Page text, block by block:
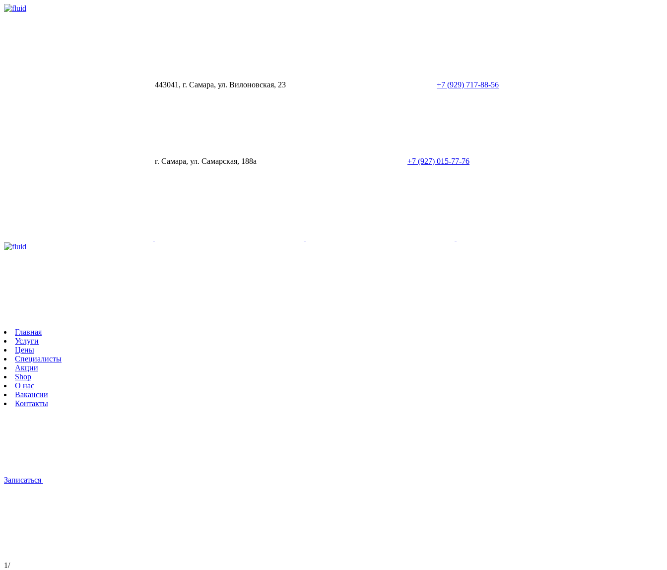
443041, г. Самара, ул. Вилоновская, 23 +7 (929) 717-88-56
г. Самара, ул. Самарская, 188а +7 (927) 015-77-76
Главная
Услуги
Цены
Специалисты
Акции
Shop
О нас
Вакансии
Контакты
Записаться
1/